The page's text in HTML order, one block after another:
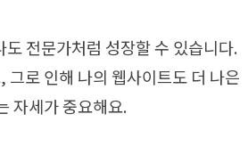
전문가처럼 성장할 수 있습니다.
로 인해 나의 웹사이트도 더 나은
자세가 중요해요.